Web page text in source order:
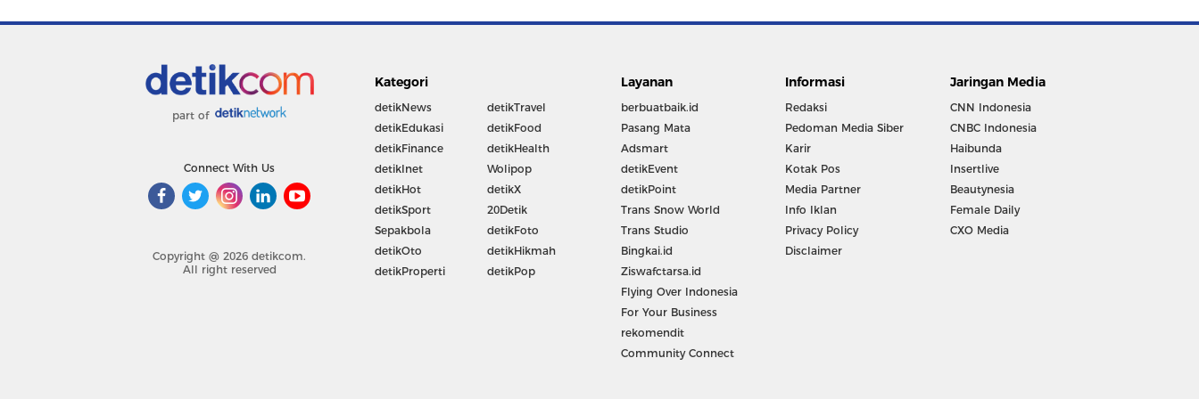
part of
Connect With Us
Copyright @ 2026 detikcom.
All right reserved
Kategori
detikNews
detikEdukasi
detikFinance
detikInet
detikHot
detikSport
Sepakbola
detikOto
detikProperti
detikTravel
detikFood
detikHealth
Wolipop
detikX
20Detik
detikFoto
detikHikmah
detikPop
Layanan
berbuatbaik.id
Pasang Mata
Adsmart
detikEvent
detikPoint
Trans Snow World
Trans Studio
Bingkai.id
Ziswafctarsa.id
Flying Over Indonesia
For Your Business
rekomendit
Community Connect
Informasi
Redaksi
Pedoman Media Siber
Karir
Kotak Pos
Media Partner
Info Iklan
Privacy Policy
Disclaimer
Jaringan Media
CNN Indonesia
CNBC Indonesia
Haibunda
Insertlive
Beautynesia
Female Daily
CXO Media